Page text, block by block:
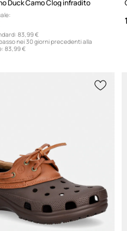
Duck Camo Clog infradito
83,99 €
nei 30 giorni precedenti alla
83,99 €